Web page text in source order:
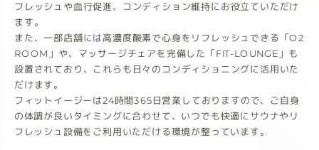
フレッシュや血行促進、コンディション維持にお役立ていただけ
ます。
また、一部店舗には高濃度酸素で心身をリフレッシュできる「O2
ROOM」や、マッサージチェアを完備した「FIT-LOUNGE」も
設置されており、これらも日々のコンディショニングに活用いた
だけます。
フィットイージーは24時間365日営業しておりますので、ご自身
の体調が良いタイミングに合わせて、いつでも快適にサウナやリ
フレッシュ設備をご利用いただける環境が整っています。